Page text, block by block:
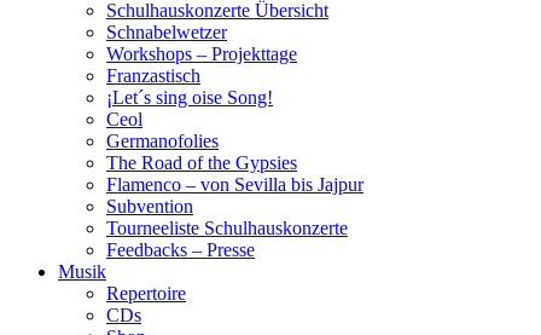
Schulhauskonzerte Übersicht
Schnabelwetzer
Workshops – Projekttage
Franzastisch
¡Let´s sing oise Song!
Ceol
Germanofolies
The Road of the Gypsies
Flamenco – von Sevilla bis Jajpur
Subvention
Tourneeliste Schulhauskonzerte
Feedbacks – Presse
Musik
Repertoire
CDs